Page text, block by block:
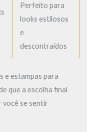
Perfeito para
looks estilosos
e
descontraídos
e estampas para
que a escolha final
você se sentir